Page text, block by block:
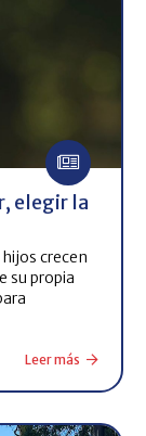
elegir la
crecen
su propia
Leer más